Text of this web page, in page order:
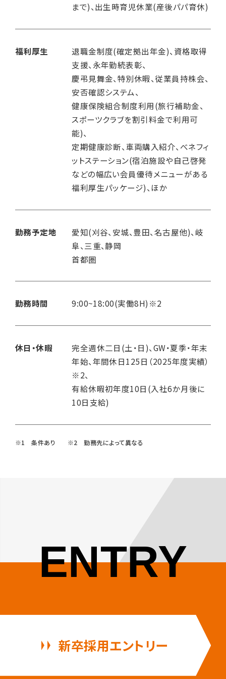
まで)、出生時育児休業(産後パパ育休)
福利厚生
退職金制度(確定拠出年金)、資格取得
支援、永年勤続表彰、
慶弔見舞金、特別休暇、従業員持株会、
安否確認システム、
健康保険組合制度利用(旅行補助金、
スポーツクラブを割引料金で利用可
能)、
定期健康診断、車両購入紹介、べネフィ
ットステーション(宿泊施設や自己啓発
などの幅広い会員優待メニューがある
福利厚生パッケージ)、ほか
勤務予定地
愛知(刈谷、安城、豊田、名古屋他)、岐
阜、三重、静岡
首都圏
勤務時間 9:00~18:00(実働8H)※2
休日・休暇
完全週休二日(土・日)、GW・夏季・年末
年始、年間休日125日（2025年度実績）
※2、
有給休暇初年度10日(入社6か月後に
10日支給)
※1 条件あり ※2 勤務先によって異なる
ENTRY
新卒採用エントリー